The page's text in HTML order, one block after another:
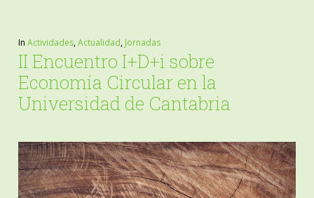
In Actividades,Actualidad, Jornadas
II Encuentro I+D+i sobre
Economía Circular en la
Universidad de Cantabria